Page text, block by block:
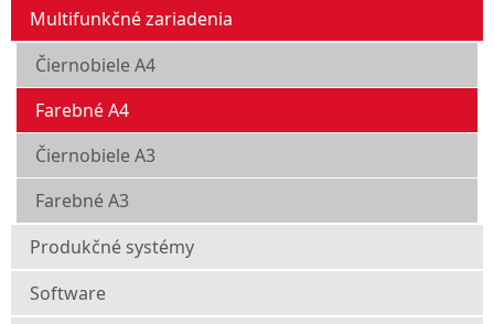
Multifunkčné zariadenia
Čiernobiele A4
Farebné A4
Čiernobiele A3
Farebné A3
Produkčné systémy
Software